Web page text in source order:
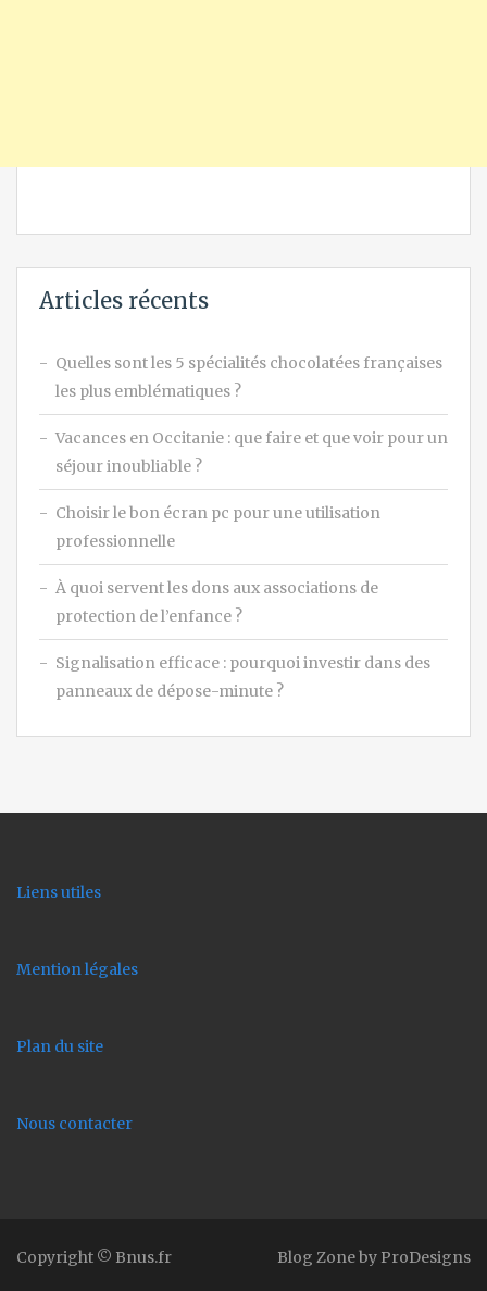
Articles récents
Quelles sont les 5 spécialités chocolatées françaises
les plus emblématiques ?
Vacances en Occitanie : que faire et que voir pour un
séjour inoubliable ?
Choisir le bon écran pc pour une utilisation
professionnelle
À quoi servent les dons aux associations de
protection de l’enfance ?
Signalisation efficace : pourquoi investir dans des
panneaux de dépose-minute ?
Liens utiles
Mention légales
Plan du site
Nous contacter
Copyright © Bnus.fr Blog Zone by ProDesigns